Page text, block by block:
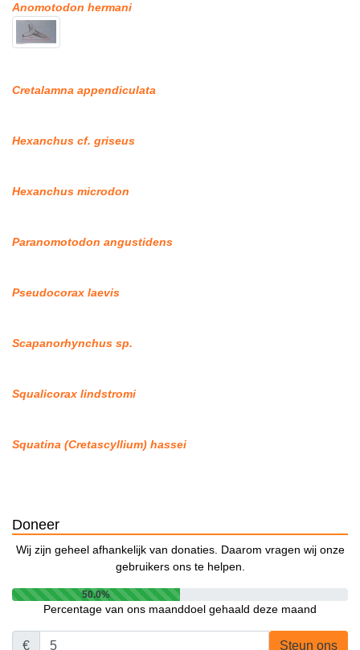
Anomotodon hermani
Cretalamna appendiculata
Hexanchus cf. griseus
Hexanchus microdon
Paranomotodon angustidens
Pseudocorax laevis
Scapanorhynchus sp.
Squalicorax lindstromi
Squatina (Cretascyllium) hassei
Doneer
Wij zijn geheel afhankelijk van donaties. Daarom vragen wij onze
gebruikers ons te helpen.
50.0%
Percentage van ons maanddoel gehaald deze maand
€ Steun ons